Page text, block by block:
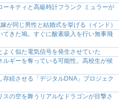
ーキティと高級時計フランク ミュラーが
が同じ男性と結婚式を挙げる（インド）
てきた鳩。すぐに酸素吸入を行い無事飛
く似た電気信号を発生させていた
ルギーを奪っている可能性。高校生が候
続させる「デジタルDNA」プロジェク
の空を舞うリアルなドラゴンが目撃さ